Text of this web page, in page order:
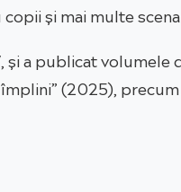
și mai multe
și a publicat volumele
(2025),